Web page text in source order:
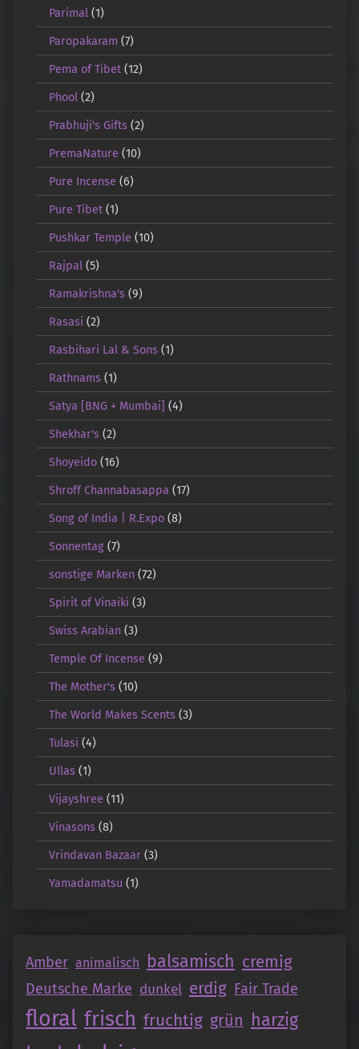
Parimal(1)
Paropakaram (7)
Pema of Tibet(12)
Phool(2)
Prabhuji's Gifts(2)
PremaNature (10)
Pure Incense (6)
Pure Tibet(1)
Pushkar Temple (10)
Rajpal(5)
Ramakrishna's(9)
Rasasi (2)
Rasbihari Lal & Sons(1)
Rathnams(1)
Satya [BNG + Mumbai] (4)
Shekhar's(2)
Shoyeido(16)
Shroff Channabasappa (17)
Song of India | R.Expo(8)
Sonnentag(7)
sonstige Marken(72)
Spirit of Vinaiki (3)
Swiss Arabian(3)
Temple Of Incense (9)
The Mother's(10)
The World Makes Scents(3)
Tulasi (4)
Ullas(1)
Vijayshree (11)
Vinasons(8)
Vrindavan Bazaar(3)
Yamadamatsu (1)
Amber animalisch balsamisch cremig
Deutsche Marke dunkel erdig Fair Trade
floral frisch fruchtig grün harzig